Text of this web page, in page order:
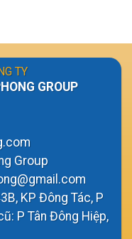
TY
GROUP
Group
KP Đông Tác, P
P Tân Đông Hiệp,